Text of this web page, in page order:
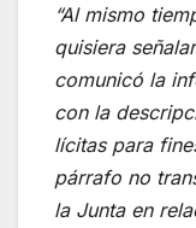
“Al mismo
quisiera
comunicó la
con la
lícitas para
párrafo no
la Junta en